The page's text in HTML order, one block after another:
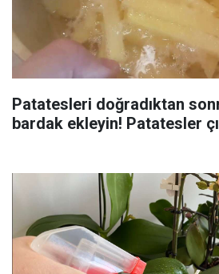
Patatesleri doğradıktan
bardak ekleyin! Patatesler